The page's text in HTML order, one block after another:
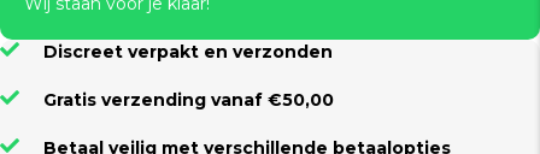
Discreet verpakt en verzonden
Gratis verzending vanaf €50,00
Betaal veilig met verschillende betaalopties